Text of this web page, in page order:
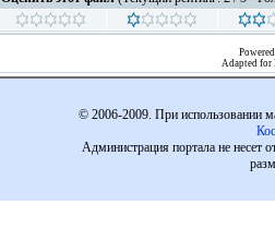
Adapted for
© 2006-2009. При использовании
Администрация портала не несет